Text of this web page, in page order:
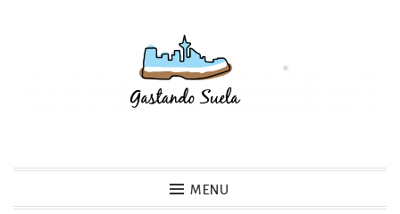
MENU